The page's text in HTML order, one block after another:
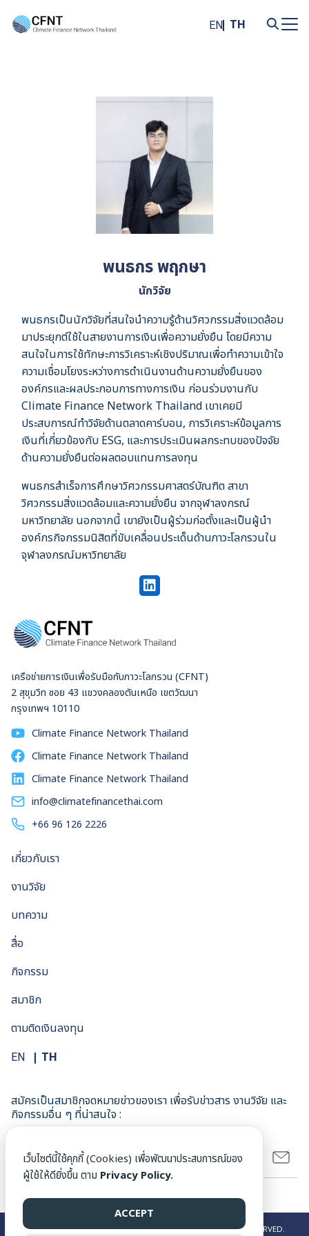
EN TH
พนธกร พฤกษา
นักวิจัย
พนธกรเป็นนักวิจัยที่สนใจนำความรู้ด้านวิศวกรรมสิ่งแวดล้อม
มาประยุกต์ใช้ในสายงานการเงินเพื่อความยั่งยืน โดยมีความ
สนใจในการใช้ทักษะการวิเคราะห์เชิงปริมาณเพื่อทำความเข้าใจ
ความเชื่อมโยงระหว่างการดำเนินงานด้านความยั่งยืนของ
องค์กรและผลประกอบการทางการเงิน ก่อนร่วมงานกับ
Climate Finance Network Thailand เขาเคยมี
ประสบการณ์ทำวิจัยด้านตลาดคาร์บอน, การวิเคราะห์ข้อมูลการ
เงินที่เกี่ยวข้องกับ ESG, และการประเมินผลกระทบของปัจจัย
ด้านความยั่งยืนต่อผลตอบแทนการลงทุน
พนธกรสำเร็จการศึกษาวิศวกรรมศาสตร์บัณฑิต สาขา
วิศวกรรมสิ่งแวดล้อมและความยั่งยืน จากจุฬาลงกรณ์
มหาวิทยาลัย นอกจากนี้ เขายังเป็นผู้ร่วมก่อตั้งและเป็นผู้นำ
องค์กรกิจกรรมนิสิตที่ขับเคลื่อนประเด็นด้านภาวะโลกรวนใน
จุฬาลงกรณ์มหาวิทยาลัย
เครือข่ายการเงินเพื่อรับมือกับภาวะโลกรวน (CFNT)
2 สุขุมวิท ซอย 43 แขวงคลองตันเหนือ เขตวัฒนา
กรุงเทพฯ 10110
Climate Finance Network Thailand
Climate Finance Network Thailand
Climate Finance Network Thailand
info@climatefinancethai.com
+66 96 126 2226
เกี่ยวกับเรา
งานวิจัย
บทความ
สื่อ
กิจกรรม
สมาชิก
ตามติดเงินลงทุน
EN TH
สมัครเป็นสมาชิกจดหมายข่าวของเรา เพื่อรับข่าวสาร งานวิจัย และ
กิจกรรมอื่น ๆ ที่น่าสนใจ :
©2026 CLIMATE FINANCE NETWORK THAILAND ALL RIGHT RESERVED.
เว็บไซต์นี้ใช้คุกกี้ (Cookies) เพื่อพัฒนาประสบการณ์ของ
ผู้ใช้ให้ดียิ่งขึ้น ตาม Privacy Policy.
ACCEPT